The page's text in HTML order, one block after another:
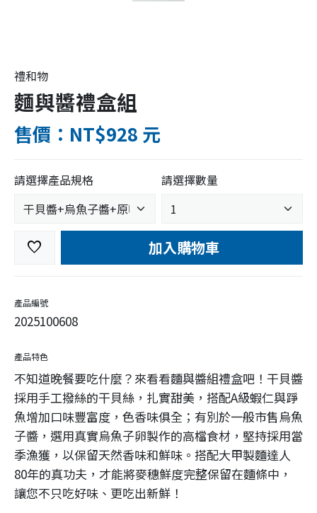
禮和物
麵與醬禮盒組
售價：NT$928 元
請選擇產品規格 請選擇數量
favorite 加入購物車
產品編號
2025100608
產品特色
不知道晚餐要吃什麼？來看看麵與醬組禮盒吧！干貝醬
採用手工撥絲的干貝絲，扎實甜美，搭配A級蝦仁與踭
魚增加口味豐富度，色香味俱全；有別於一般市售烏魚
子醬，選用真實烏魚子卵製作的高檔食材，堅持採用當
季漁獲，以保留天然香味和鮮味。搭配大甲製麵達人
80年的真功夫，才能將麥穗鮮度完整保留在麵條中，
讓您不只吃好味、更吃出新鮮！